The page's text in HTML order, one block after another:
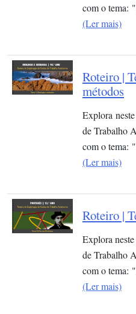
com o
(Ler mais)
Roteiro |
métodos
Explora
de Trabalho
com o tema:
(Ler mais)
Roteiro |
Explora
de Trabalho
com o tema:
(Ler mais)